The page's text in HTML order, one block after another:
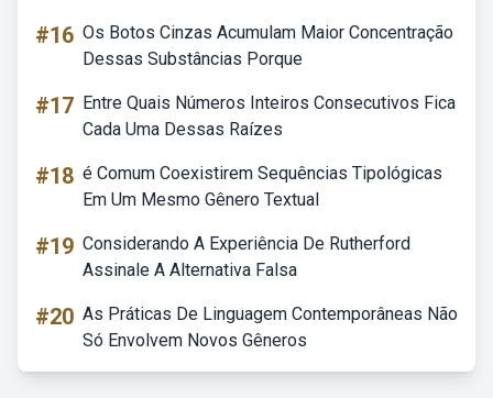
#16 Os Botos Cinzas Acumulam Maior Concentração
Dessas Substâncias Porque
#17 Entre Quais Números Inteiros Consecutivos Fica
Cada Uma Dessas Raízes
#18 é Comum Coexistirem Sequências Tipológicas
Em Um Mesmo Gênero Textual
#19 Considerando A Experiência De Rutherford
Assinale A Alternativa Falsa
#20 As Práticas De Linguagem Contemporâneas Não
Só Envolvem Novos Gêneros